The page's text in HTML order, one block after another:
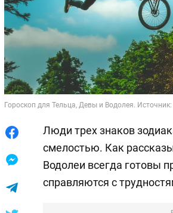
Гороскоп для Тельца, Девы и Водолея. Источник:
Люди трех знаков
смелостью. Как
Водолеи всегда готовы
справляются с